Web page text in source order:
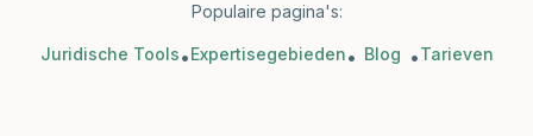
Rechtspraak
Populaire pagina's:
Juridische Tools•Expertisegebieden• Blog •Tarieven